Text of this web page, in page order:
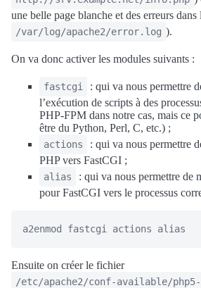
une belle page blanche et des erreurs dans
/var/log/apache2/error.log ).
On va donc activer les modules suivants :
fastcgi
: qui va nous permettre
l’exécution de scripts à des
PHP-FPM dans notre cas, mais ce
être du Python, Perl, C, etc.) ;
actions
: qui va nous permettre
PHP vers FastCGI ;
alias
: qui va nous permettre de
pour FastCGI vers le processus
Ensuite on créer le fichier
/etc/apache2/conf-available/